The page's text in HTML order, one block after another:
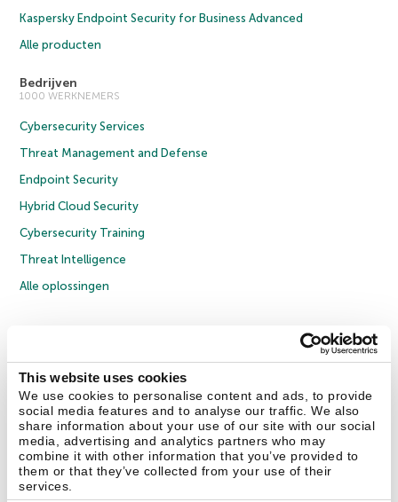
This website uses cookies
We use cookies to personalise content and ads, to provide
social media features and to analyse our traffic. We also
share information about your use of our site with our social
media, advertising and analytics partners who may
combine it with other information that you’ve provided to
them or that they’ve collected from your use of their
services.
Kaspersky Endpoint Security for Business Advanced
Alle producten
Bedrijven
1000 WERKNEMERS
Cybersecurity Services
Threat Management and Defense
Endpoint Security
Hybrid Cloud Security
Cybersecurity Training
Threat Intelligence
Alle oplossingen
Privacybeleid
Licentieovereenkomst B2B
Contact Us Over ons Partners Blog Resource Center
Persberichten
Vertrouwen in Kaspersky
Securelist Eugene Personal Blog